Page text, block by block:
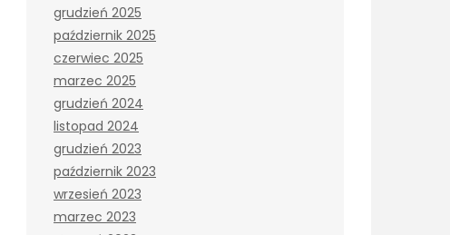
grudzień 2025
październik 2025
czerwiec 2025
marzec 2025
grudzień 2024
listopad 2024
grudzień 2023
październik 2023
wrzesień 2023
marzec 2023